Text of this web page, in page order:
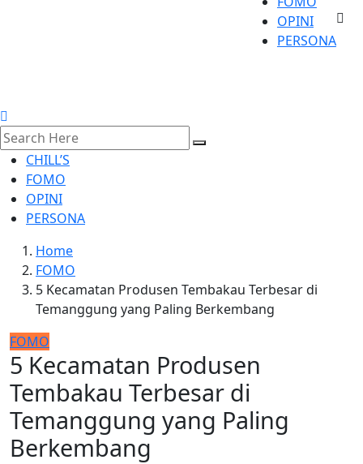
OPINI
PERSONA
CHILL’S
FOMO
OPINI
PERSONA
Home
FOMO
5 Kecamatan Produsen Tembakau Terbesar di
Temanggung yang Paling Berkembang
FOMO
5 Kecamatan Produsen
Tembakau Terbesar di
Temanggung yang Paling
Berkembang